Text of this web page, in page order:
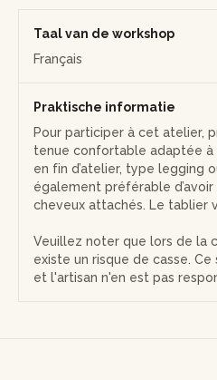
Taal van de workshop
Français
Praktische informatie
Pour participer à cet atelier,
tenue confortable adaptée à
en fin d’atelier, type legging
également préférable
cheveux attachés. Le tablier
Veuillez noter que lors de la
existe un risque de casse.
et l'artisan n'en est pas